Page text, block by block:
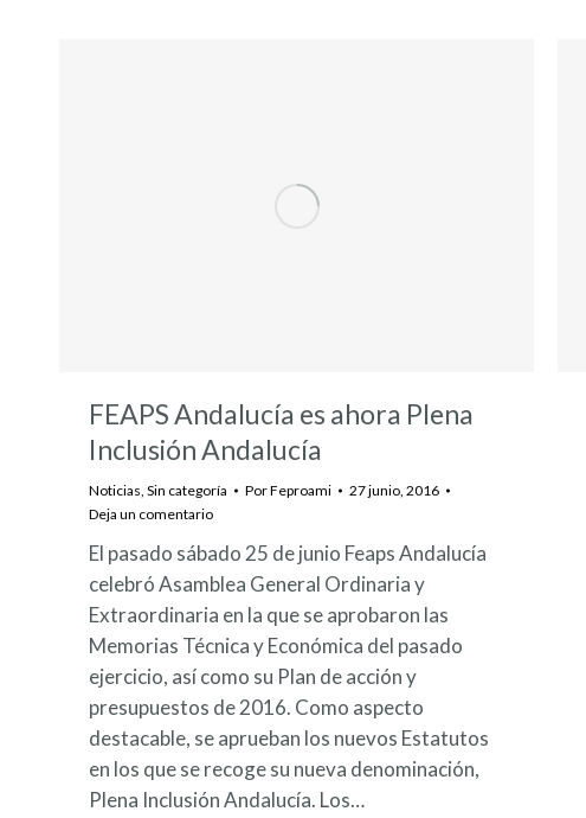
FEAPS Andalucía es ahora Plena
Inclusión Andalucía
Noticias Sin categoría PorFeproami
27 junio, 2016
Deja un comentario
El pasado sábado 25 de junio Feaps Andalucía
celebró Asamblea General Ordinaria y
Extraordinaria en la que se aprobaron las
Memorias Técnica y Económica del pasado
ejercicio, así como su Plan de acción y
presupuestos de 2016. Como aspecto
destacable, se aprueban los nuevos Estatutos
en los que se recoge su nueva denominación,
Plena Inclusión Andalucía. Los…